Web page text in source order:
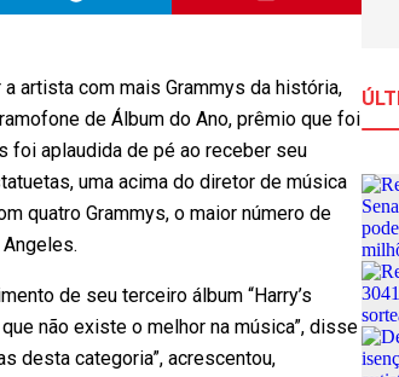
artista com mais Grammys da história,
de Álbum do Ano, prêmio que foi
foi aplaudida de pé ao receber seu
uma acima do diretor de música
quatro Grammys, o maior número de
de seu terceiro álbum “Harry’s
não existe o melhor na música”, disse
desta categoria”, acrescentou,